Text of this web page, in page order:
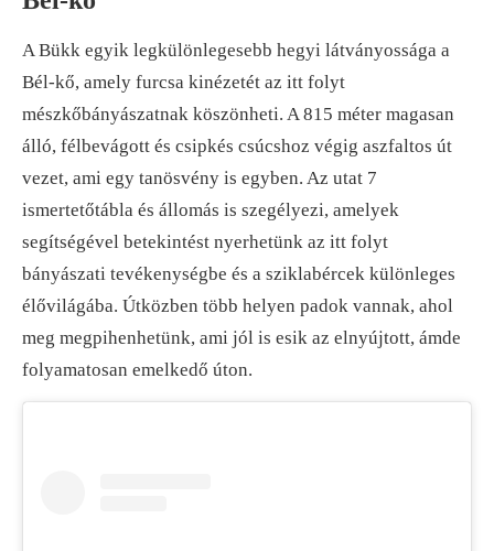
A Bükk egyik legkülönlegesebb hegyi látványossága a
Bél-kő, amely furcsa kinézetét az itt folyt
mészkőbányászatnak köszönheti. A 815 méter magasan
álló, félbevágott és csipkés csúcshoz végig aszfaltos út
vezet, ami egy tanösvény is egyben. Az utat 7
ismertetőtábla és állomás is szegélyezi, amelyek
segítségével betekintést nyerhetünk az itt folyt
bányászati tevékenységbe és a sziklabércek különleges
élővilágába. Útközben több helyen padok vannak, ahol
meg megpihenhetünk, ami jól is esik az elnyújtott, ámde
folyamatosan emelkedő úton.